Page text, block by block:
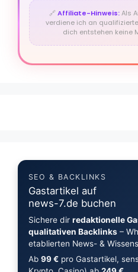
🔗Affiliate-Hinweis:Als
verdiene ich an
dich entstehen keine
SEO & BACKLINKS
Gastartikel auf
news-7.de buchen
Sichere dir redaktionelle
qualitativen Backlinks–
etablierten News- &
Ab 99 €pro Gastartikel,